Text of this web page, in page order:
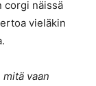
corgi näissä
vieläkin
vaan